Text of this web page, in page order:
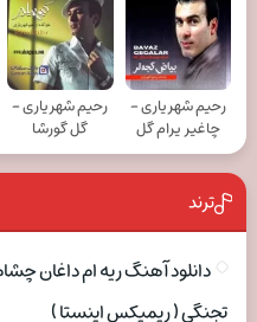
رحیم شهریاری -
چاغیر یرام گل
رحیم شهریاری -
گل گورشا
ترند
دانلود آهنگ ریه ام داغان
تجنگی ( ریمیکس اینستا )